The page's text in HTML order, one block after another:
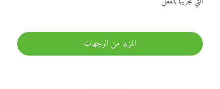
المزيد من الوجهات